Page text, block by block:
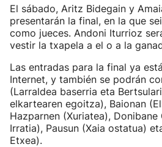
El sábado, Aritz Bidegain y
presentarán la final, en la que
como jueces. Andoni Iturrioz
vestir la txapela a el o a la
Las entradas para la final ya
Internet, y también se podrán
(Larraldea baserria eta
elkartearen egoitza), Baionan
Hazparnen (Xuriatea),
Irratia), Pausun (Xaia ostatua)
Etxea).